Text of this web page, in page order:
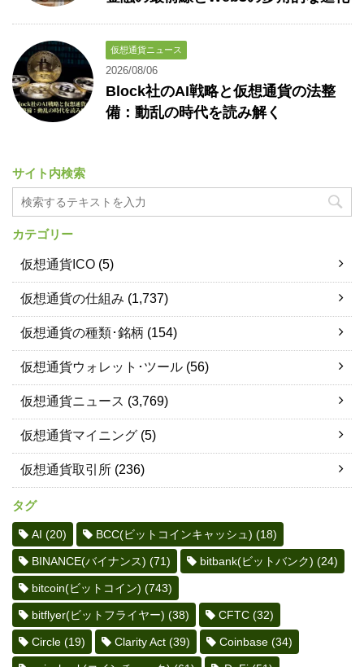
仮想通貨ニュース
2026/08/06
Block社のAI戦略と仮想通貨の法整
備：動乱の時代を読み解く
サイト内検索
カテゴリー
仮想通貨ICO (5)
仮想通貨の仕組み (1,737)
仮想通貨の種類･銘柄 (154)
仮想通貨ウォレット･ツール (56)
仮想通貨ニュース (3,769)
仮想通貨マイニング (5)
仮想通貨取引所 (236)
タグ
AI (20) BCC(ビットコインキャッシュ) (18)
BINANCE(バイナンス) (71) bitbank(ビットバンク) (24)
bitcoin(ビットコイン) (743)
bitflyer(ビットフライヤー) (38) CFTC (32)
Circle (19) Clarity Act (39) Coinbase (34)